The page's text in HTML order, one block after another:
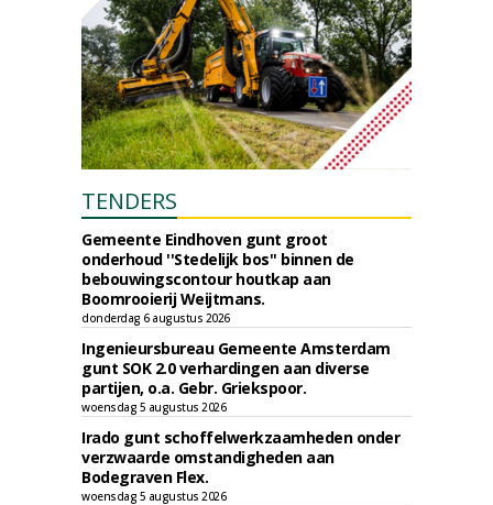
TENDERS
Gemeente Eindhoven gunt groot
onderhoud ''Stedelijk bos'' binnen de
bebouwingscontour houtkap aan
Boomrooierij Weijtmans.
donderdag 6 augustus 2026
Ingenieursbureau Gemeente Amsterdam
gunt SOK 2.0 verhardingen aan diverse
partijen, o.a. Gebr. Griekspoor.
woensdag 5 augustus 2026
Irado gunt schoffelwerkzaamheden onder
verzwaarde omstandigheden aan
Bodegraven Flex.
woensdag 5 augustus 2026